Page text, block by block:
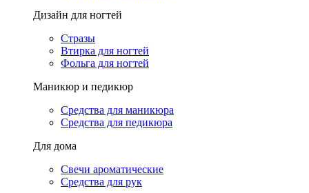
Дизайн для ногтей
Стразы
Втирка для ногтей
Фольга для ногтей
Маникюр и педикюр
Средства для маникюра
Средства для педикюра
Для дома
Свечи ароматические
Средства для рук